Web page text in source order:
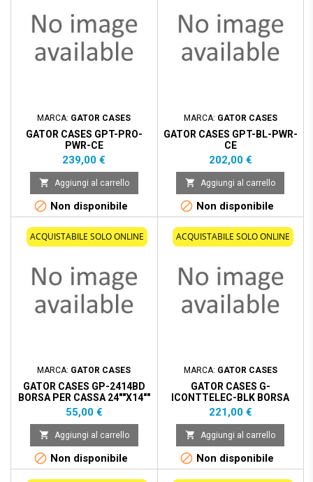
MARCA: GATOR CASES
GATOR CASES GPT-PRO-
PWR-CE
Prezzo
239,00 €
 Aggiungi al carrello
 Non disponibile
MARCA: GATOR CASES
GATOR CASES GPT-BL-PWR-
CE
Prezzo
202,00 €
 Aggiungi al carrello
 Non disponibile
ACQUISTABILE SOLO ONLINE
MARCA: GATOR CASES
GATOR CASES GP-2414BD
BORSA PER CASSA 24""X14""
IMBOTTITA 10 MM
Prezzo
55,00 €
 Aggiungi al carrello
 Non disponibile
ACQUISTABILE SOLO ONLINE
MARCA: GATOR CASES
GATOR CASES G-
ICONTTELEC-BLK BORSA
DOPPIA PER DUE CHITARRE
ELETTRICHE
Prezzo
221,00 €
 Aggiungi al carrello
 Non disponibile